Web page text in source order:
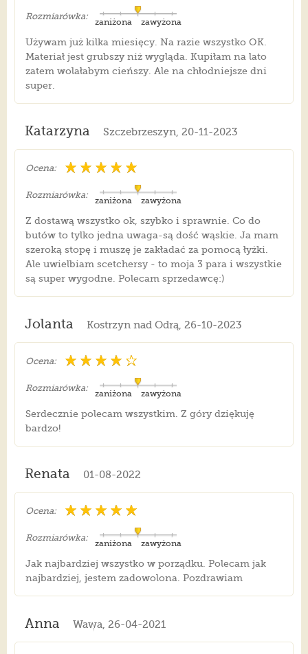
Rozmiarówka:
zawyżona
zaniżona
Używam już kilka miesięcy. Na razie wszystko OK.
Materiał jest grubszy niż wygląda. Kupiłam na lato
zatem wolałabym cieńszy. Ale na chłodniejsze dni
super.
Katarzyna Szczebrzeszyn, 20-11-2023
Ocena:
Rozmiarówka:
zawyżona
zaniżona
Z dostawą wszystko ok, szybko i sprawnie. Co do
butów to tylko jedna uwaga-są dość wąskie. Ja mam
szeroką stopę i muszę je zakładać za pomocą łyżki.
Ale uwielbiam scetchersy - to moja 3 para i wszystkie
są super wygodne. Polecam sprzedawcę:)
Jolanta Kostrzyn nad Odrą, 26-10-2023
Ocena:
Rozmiarówka:
zawyżona
zaniżona
Serdecznie polecam wszystkim. Z góry dziękuję
bardzo!
Renata 01-08-2022
Ocena:
Rozmiarówka:
zawyżona
zaniżona
Jak najbardziej wszystko w porządku. Polecam jak
najbardziej, jestem zadowolona. Pozdrawiam
Anna Wawa, 26-04-2021